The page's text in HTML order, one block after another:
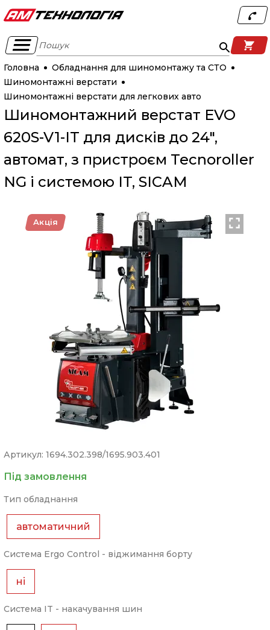
Пошук
Головна
Обладнання для шиномонтажу та СТО
Шиномонтажні верстати
Шиномонтажні верстати для легкових авто
Шиномонтажний верстат EVO
620S-V1-IT для дисків до 24",
автомат, з пристроєм Tecnoroller
NG і системою IT, SICAM
Акція
Артикул: 1694.302.398/1695.903.401
Під замовлення
Тип обладнання
автоматичний
Система Ergo Control - віджимання борту
ні
Система IT - накачування шин